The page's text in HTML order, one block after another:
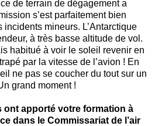
de terrain de dégagement a
s’est parfaitement bien
mineurs. L’Antarctique
à très basse altitude de vol.
habitué à voir le soleil revenir en
par la vitesse de l’avion ! En
ne pas se coucher du tout sur un
grand moment !
ont apporté votre formation à
dans le Commissariat de l’air